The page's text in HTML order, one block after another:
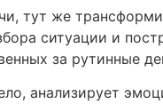
тут же
ситуации и
за рутинные
анализирует